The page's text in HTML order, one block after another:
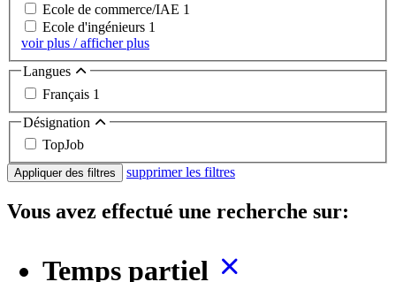
Ecole de commerce/IAE 1
Ecole d'ingénieurs 1
voir plus / afficher plus
Langues
Français 1
Désignation
TopJob
Appliquer des filtres supprimer les filtres
Vous avez effectué une recherche sur:
Temps partiel